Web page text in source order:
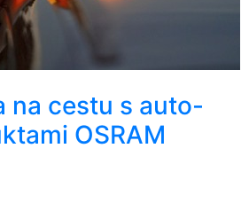
na cestu s auto-
OSRAM